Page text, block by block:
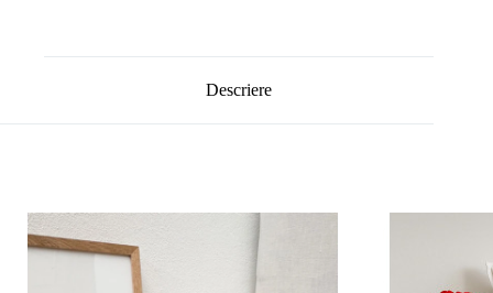
Descriere